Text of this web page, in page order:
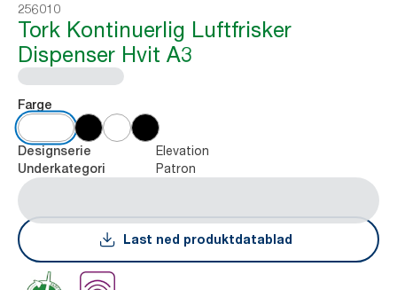
256010
Tork Kontinuerlig Luftfrisker
Dispenser Hvit A3
Farge
Designserie Elevation
Underkategori Patron
Last ned produktdatablad